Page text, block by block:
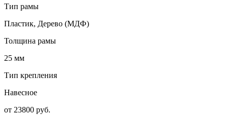
Тип рамы
Пластик, Дерево (МДФ)
Толщина рамы
25 мм
Тип крепления
Навесное
от 23800 руб.